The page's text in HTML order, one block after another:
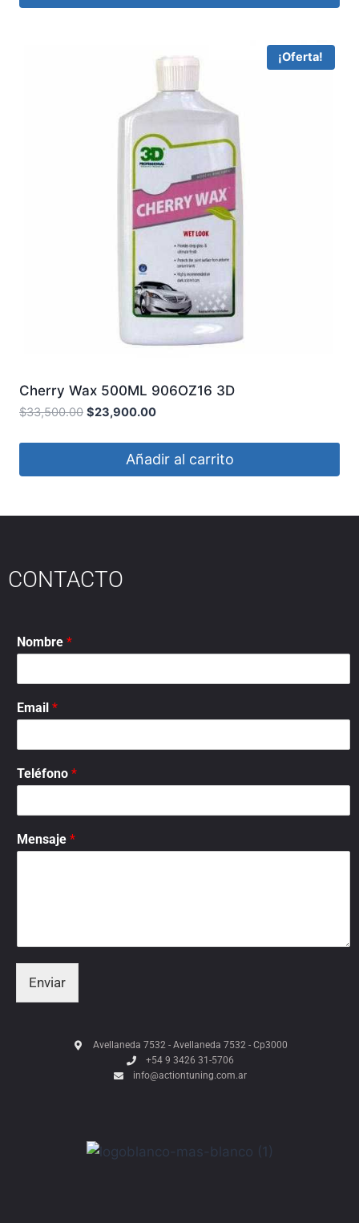
¡Oferta!
Cherry Wax 500ML 906OZ16 3D
$33,500.00 $23,900.00
Añadir al carrito
CONTACTO
Nombre *
Email *
Teléfono *
Mensaje *
Enviar
Avellaneda 7532 - Avellaneda 7532 - Cp3000
+54 9 3426 31-5706
info@actiontuning.com.ar